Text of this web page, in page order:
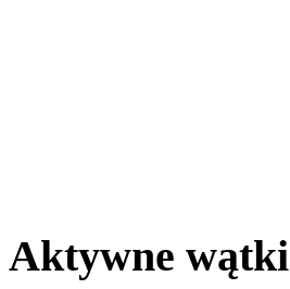
Aktywne wątki